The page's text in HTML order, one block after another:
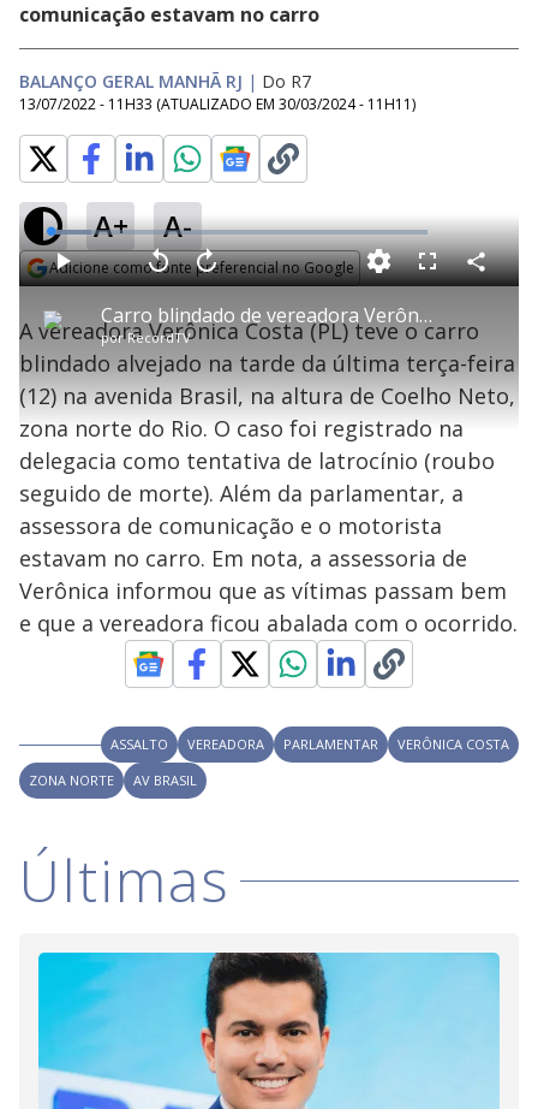
comunicação estavam no carro
BALANÇO GERAL MANHÃ RJ | Do R7
13/07/2022 - 11H33 (ATUALIZADO EM 30/03/2024 - 11H11)
A+ A-
Adicione como fonte preferencial no Google
P
l
a
y
V
i
d
o
Carro blindado de vereadora Verônica Costa é alvejado na zona norte do Rio
porRecordTV
P V
l
t
a
r
1
0
s
e
g
n
d
s
A
n
ç
a
1
s
e
u
n
o
s
M
u
L
o
a
d
e
0
6
7
F
l
s
c
e
n
C
o
a
r
i
l
a
A vereadora Verônica Costa (PL) teve o carro
blindado alvejado na tarde da última terça-feira
(12) na avenida Brasil, na altura de Coelho Neto,
zona norte do Rio. O caso foi registrado na
delegacia como tentativa de latrocínio (roubo
seguido de morte). Além da parlamentar, a
assessora de comunicação e o motorista
estavam no carro. Em nota, a assessoria de
Verônica informou que as vítimas passam bem
e que a vereadora ficou abalada com o ocorrido.
ASSALTO VEREADORA PARLAMENTAR
VERÔNICA COSTA
ZONA NORTE
AV BRASIL
Últimas